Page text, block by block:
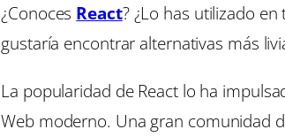
¿Conoces React? ¿Lo has utilizado
gustaría encontrar alternativas más
La popularidad de React lo ha
Web moderno. Una gran comunidad